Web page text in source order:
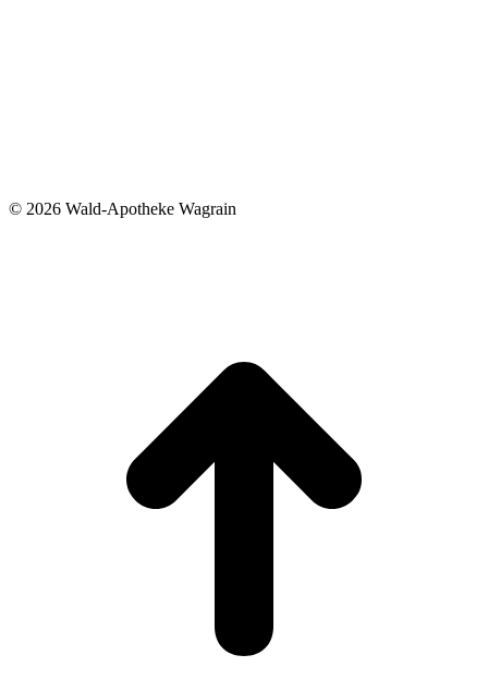
© 2026 Wald-Apotheke Wagrain